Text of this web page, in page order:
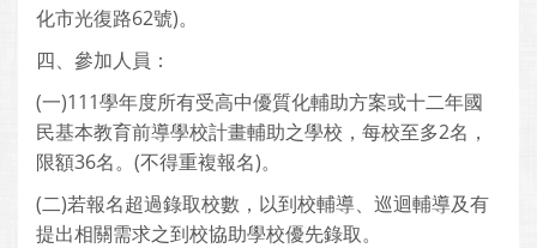
化市光復路62號)。
四、參加人員：
(一)111學年度所有受高中優質化輔助方案或十二年國
民基本教育前導學校計畫輔助之學校，每校至多2名，
限額36名。(不得重複報名)。
(二)若報名超過錄取校數，以到校輔導、巡迴輔導及有
提出相關需求之到校協助學校優先錄取。